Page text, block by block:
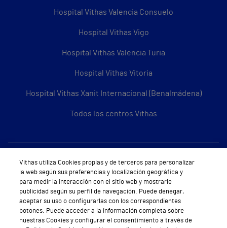
Hospital Vithas Valencia Consuelo
Hospital Vithas Vigo
Hospital Vithas Valencia Turia
Hospital Vithas Vitoria
Hospital Vithas Xanit Internacional (Benalmádena)
Todos los centros Vithas
Sobre Vithas
Quiénes somos
Trabajar en Vithas
Teléfono Cita Médica
Vithas utiliza Cookies propias y de terceros para personalizar
la web según sus preferencias y localización geográfica y
para medir la interacción con el sitio web y mostrarle
publicidad según su perfil de navegación. Puede denegar,
aceptar su uso o configurarlas con los correspondientes
botones. Puede acceder a la información completa sobre
nuestras Cookies y configurar el consentimiento a través de